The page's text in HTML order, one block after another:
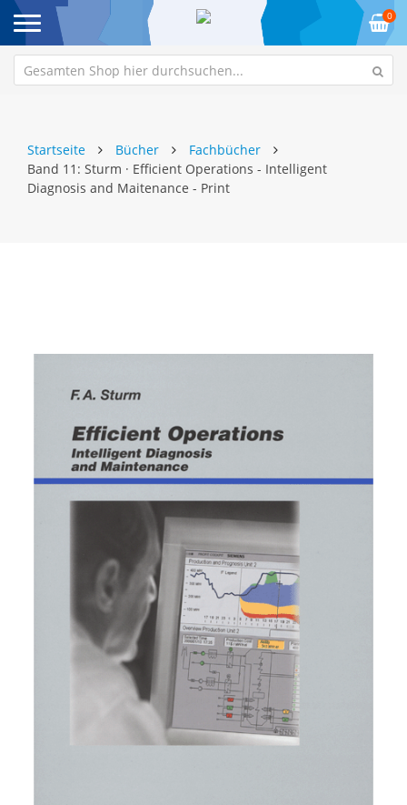
0
Startseite Bücher
Fachbücher
Band 11: Sturm · Efficient Operations - Intelligent
Diagnosis and Maitenance - Print